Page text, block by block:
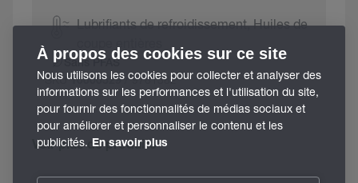
Lubrifiants de refroidissement, Huiles de
Sans PFAS
SKU10000529/ 9761382
Voir plus de produits
À propos des cookies sur ce site
Nous utilisons les cookies pour collecter et analyser des
informations sur les performances et l'utilisation du site,
pour fournir des fonctionnalités de médias sociaux et
pour améliorer et personnaliser le contenu et les
publicités. En savoir plus